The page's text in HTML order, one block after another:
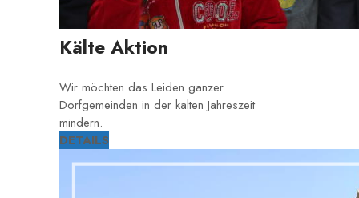
Kälte Aktion
Wir möchten das Leiden ganzer
Dorfgemeinden in der kalten Jahreszeit
mindern.
DETAILS